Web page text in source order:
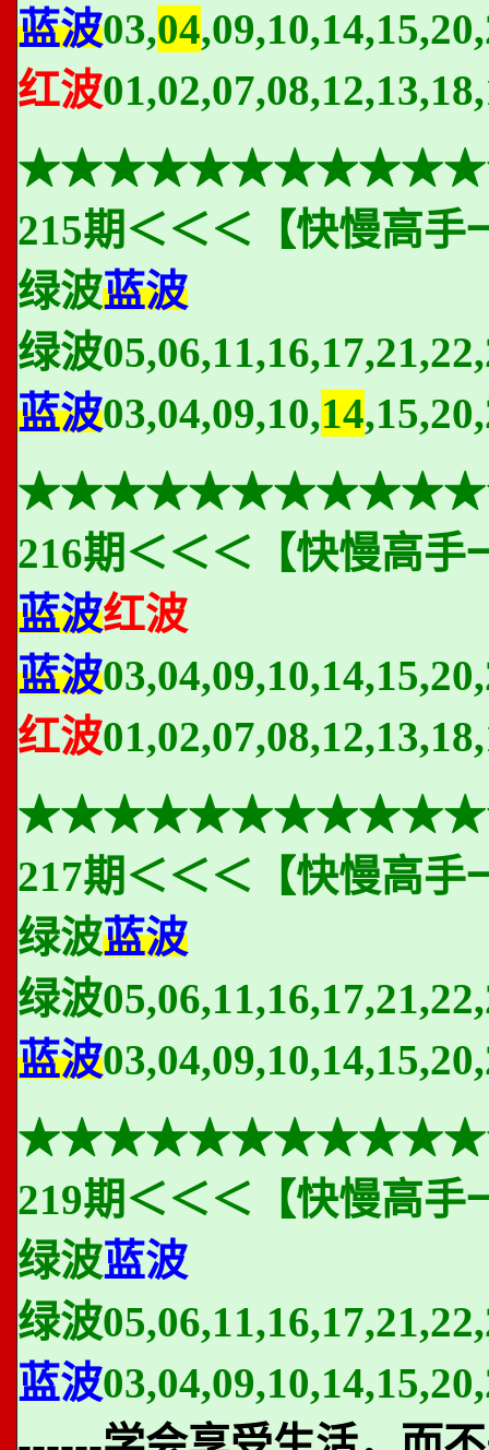
蓝波03,04
红波
215期＜＜＜【快慢高手
绿波蓝波
绿波
蓝波03,04,09,10,14
216期＜＜＜【快慢高手
蓝波红波
蓝波
红波
217期＜＜＜【快慢高手
绿波蓝波
绿波
蓝波
219期＜＜＜【快慢高手
绿波蓝波
绿波
蓝波